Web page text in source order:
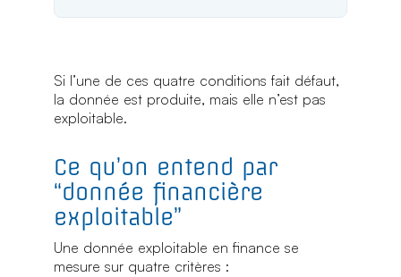
Si l’une de ces quatre conditions fait défaut,
la donnée est produite, mais elle n’est pas
exploitable.
Ce qu’on entend par
“donnée financière
exploitable”
Une donnée exploitable en finance se
mesure sur quatre critères :